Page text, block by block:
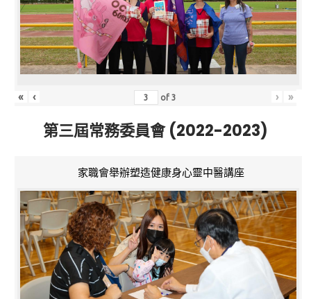
« ‹ of3 › »
第三屆常務委員會 (2022-2023)
家職會舉辦塑造健康身心靈中醫講座